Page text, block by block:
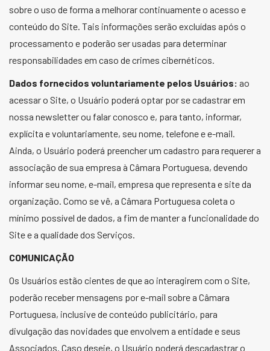
sobre o uso de forma a melhorar continuamente o acesso e
conteúdo do Site. Tais informações serão excluídas após o
processamento e poderão ser usadas para determinar
responsabilidades em caso de crimes cibernéticos.
Dados fornecidos voluntariamente pelos Usuários: ao
acessar o Site, o Usuário poderá optar por se cadastrar em
nossa newsletter ou falar conosco e, para tanto, informar,
explícita e voluntariamente, seu nome, telefone e e-mail.
Ainda, o Usuário poderá preencher um cadastro para requerer a
associação de sua empresa à Câmara Portuguesa, devendo
informar seu nome, e-mail, empresa que representa e site da
organização. Como se vê, a Câmara Portuguesa coleta o
mínimo possível de dados, a fim de manter a funcionalidade do
Site e a qualidade dos Serviços.
COMUNICAÇÃO
Os Usuários estão cientes de que ao interagirem com o Site,
poderão receber mensagens por e-mail sobre a Câmara
Portuguesa, inclusive de conteúdo publicitário, para
divulgação das novidades que envolvem a entidade e seus
Associados. Caso deseje, o Usuário poderá descadastrar o